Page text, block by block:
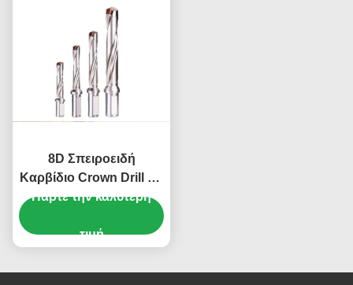
8D Σπειροειδή
Καρβίδιο Crown Drill Bit
Τούλφραμ Χάλυβα
Drill Bit Indexable
Πάρτε την καλύτερη
τιμή